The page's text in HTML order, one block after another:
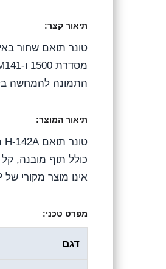
m
תיאור קצר:
מסדרת 1500 ו-M141.
התמונה להמחשה
תיאור המוצר:
טונר תואם H-142A מיועד להדפסות איכותיות וחדות במדפסות HP מסדרת LaserJet 1500 החדשה.
כולל תוף מובנה,
אינו מוצר מקורי של HP – ייתכנו הבדלים קלים בגוון או בעיצוב האריזה.
מפרט טכני:
דגם